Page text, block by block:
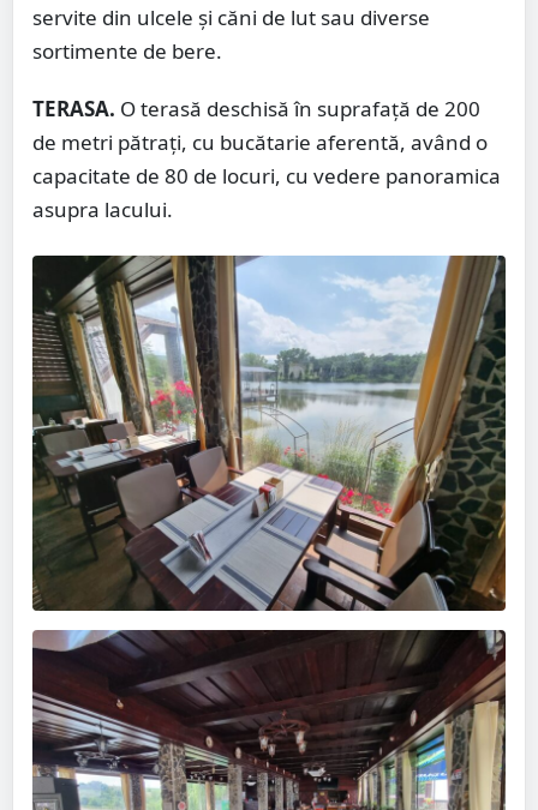
servite din ulcele și căni de lut sau diverse
sortimente de bere.
TERASA. O terasă deschisă în suprafață de 200
de metri pătrați, cu bucătarie aferentă, având o
capacitate de 80 de locuri, cu vedere panoramica
asupra lacului.